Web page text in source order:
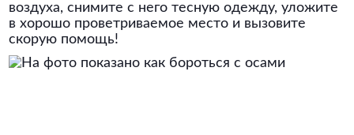
воздуха, снимите с него тесную одежду, уложите
в хорошо проветриваемое место и вызовите
скорую помощь!